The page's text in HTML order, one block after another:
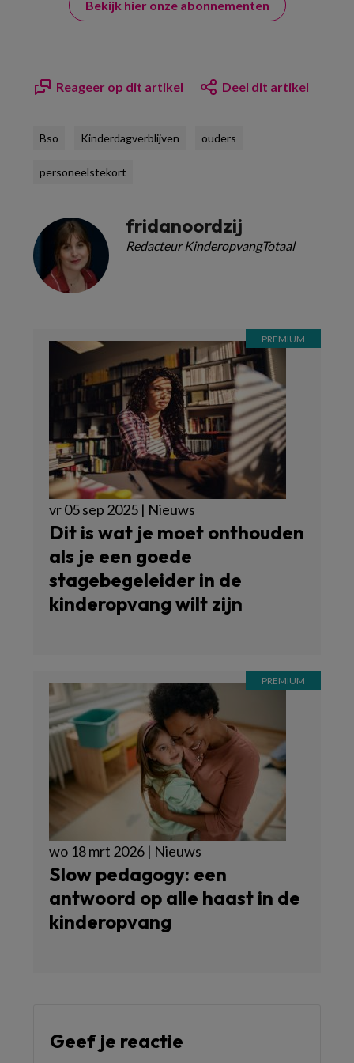
Bekijk hier onze abonnementen
Reageer op dit artikel Deel dit artikel
Bso Kinderdagverblijven ouders
personeelstekort
fridanoordzij
Redacteur KinderopvangTotaal
vr 05 sep 2025 | Nieuws
Dit is wat je moet onthouden
als je een goede
stagebegeleider in de
kinderopvang wilt zijn
wo 18 mrt 2026 | Nieuws
Slow pedagogy: een
antwoord op alle haast in de
kinderopvang
Geef je reactie